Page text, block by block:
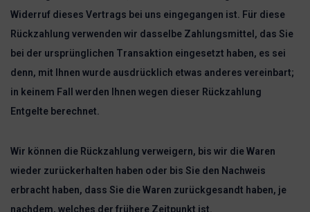
Widerruf dieses Vertrags bei uns eingegangen ist. Für diese
Rückzahlung verwenden wir dasselbe Zahlungsmittel, das Sie
bei der ursprünglichen Transaktion eingesetzt haben, es sei
denn, mit Ihnen wurde ausdrücklich etwas anderes vereinbart;
in keinem Fall werden Ihnen wegen dieser Rückzahlung
Entgelte berechnet.
Wir können die Rückzahlung verweigern, bis wir die Waren
wieder zurückerhalten haben oder bis Sie den Nachweis
erbracht haben, dass Sie die Waren zurückgesandt haben, je
nachdem, welches der frühere Zeitpunkt ist.